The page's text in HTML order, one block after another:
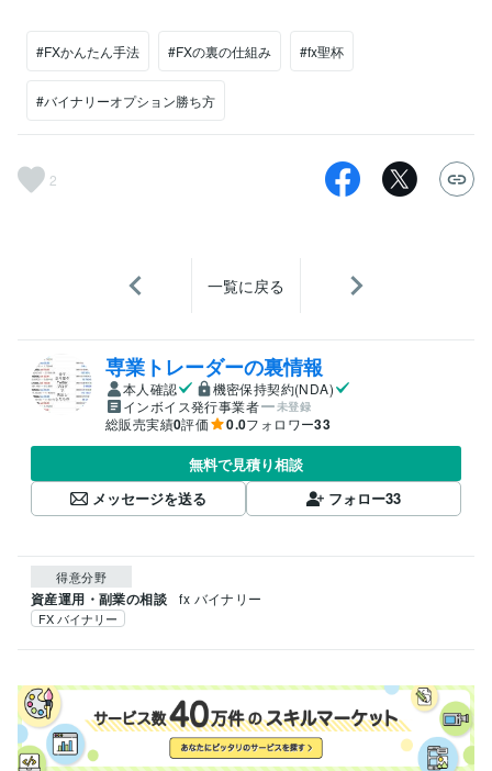
#FXかんたん手法 #FXの裏の仕組み #fx聖杯
#バイナリーオプション勝ち方
2
一覧に戻る
専業トレーダーの裏情報
本人確認
機密保持契約(NDA)
インボイス発行事業者
未登録
総販売実績0評価 0.0フォロワー33
無料で見積り相談
メッセージを送る
フォロー33
得意分野
資産運用・副業の相談 fx バイナリー
FX バイナリー